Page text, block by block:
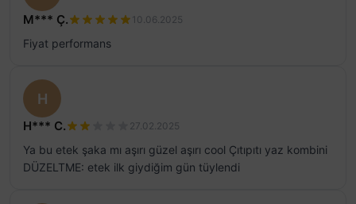
M*** Ç. 10.06.2025
Fiyat performans
H
H*** C. 27.02.2025
Ya bu etek şaka mı aşırı güzel aşırı cool Çıtıpıtı yaz kombini
DÜZELTME: etek ilk giydiğim gün tüylendi